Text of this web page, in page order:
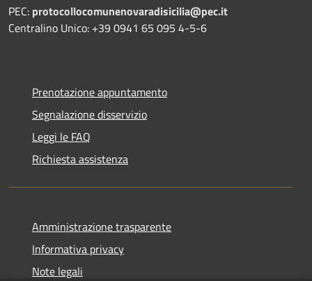
PEC: protocollocomunenovaradisicilia@pec.it
Centralino Unico: +39 0941 65 095 4-5-6
Prenotazione appuntamento
Segnalazione disservizio
Leggi le FAQ
Richiesta assistenza
Amministrazione trasparente
Informativa privacy
Note legali